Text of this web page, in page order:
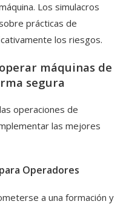
Los simulacros
prácticas de
los riesgos.
máquinas de
segura
operaciones de
las mejores
Operadores
a una formación y